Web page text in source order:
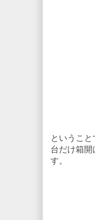
というこ
台だけ箱
す。